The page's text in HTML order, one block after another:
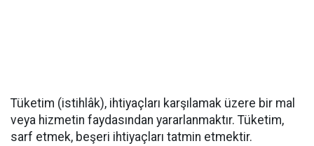
Tüketim (istihlâk), ihtiyaçları karşılamak üzere bir mal
veya hizmetin faydasından yararlanmaktır. Tüketim,
sarf etmek, beşeri ihtiyaçları tatmin etmektir.